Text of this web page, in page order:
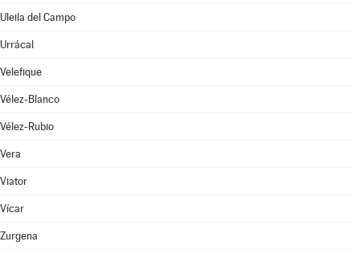
Uleila del Campo
Urrácal
Velefique
Vélez-Blanco
Vélez-Rubio
Vera
Viator
Vícar
Zurgena